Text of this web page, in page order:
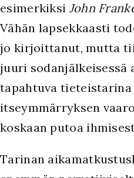
esimerkiksi John
Vähän lapsekkaasti
jo kirjoittanut, mutta
juuri sodanjälkeisessä
tapahtuva
itseymmärryksen
koskaan putoa
Tarinan